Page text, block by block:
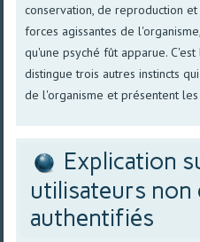
conservation, de reproduction
forces agissantes de
qu'une psyché fût apparue.
distingue trois autres instincts
de l'organisme et présentent les
Explication
utilisateurs non
authentifiés